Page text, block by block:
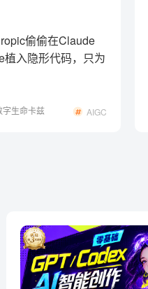
偷偷在Claude
植入隐形代码，只为
字生命卡兹
AIGC